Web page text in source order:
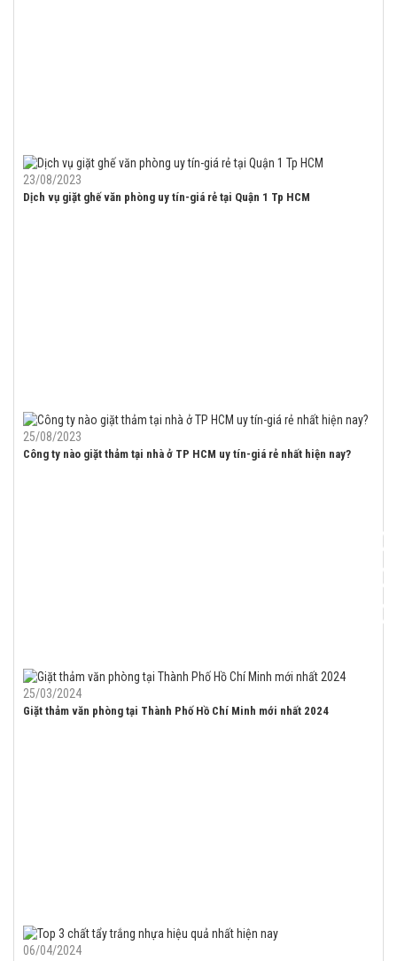
23/08/2023
Dịch vụ giặt ghế văn phòng uy tín-giá rẻ tại Quận 1 Tp HCM
25/08/2023
Công ty nào giặt thảm tại nhà ở TP HCM uy tín-giá rẻ nhất hiện nay?
25/03/2024
Giặt thảm văn phòng tại Thành Phố Hồ Chí Minh mới nhất 2024
06/04/2024